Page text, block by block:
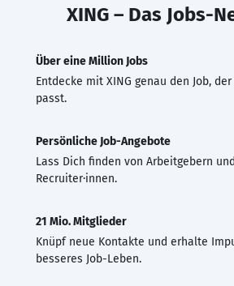
XING – Das Jobs-
Über eine Million Jobs
Entdecke mit XING genau den Job,
passt.
Persönliche Job-Angebote
Lass Dich finden von Arbeitgebern
Recruiter·innen.
21 Mio. Mitglieder
Knüpf neue Kontakte und erhalte
besseres Job-Leben.